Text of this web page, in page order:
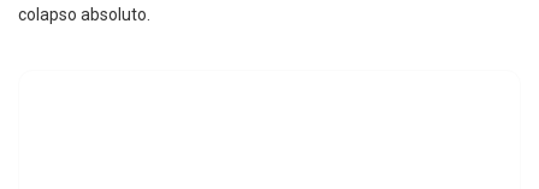
colapso absoluto.